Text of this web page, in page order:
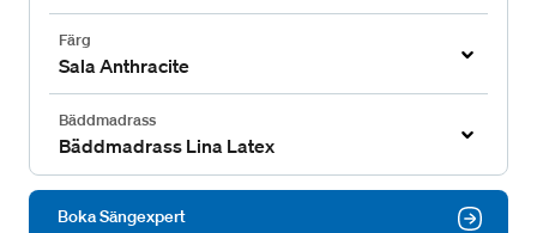
Färg
Sala Anthracite
Bäddmadrass
Bäddmadrass Lina Latex
Boka Sängexpert